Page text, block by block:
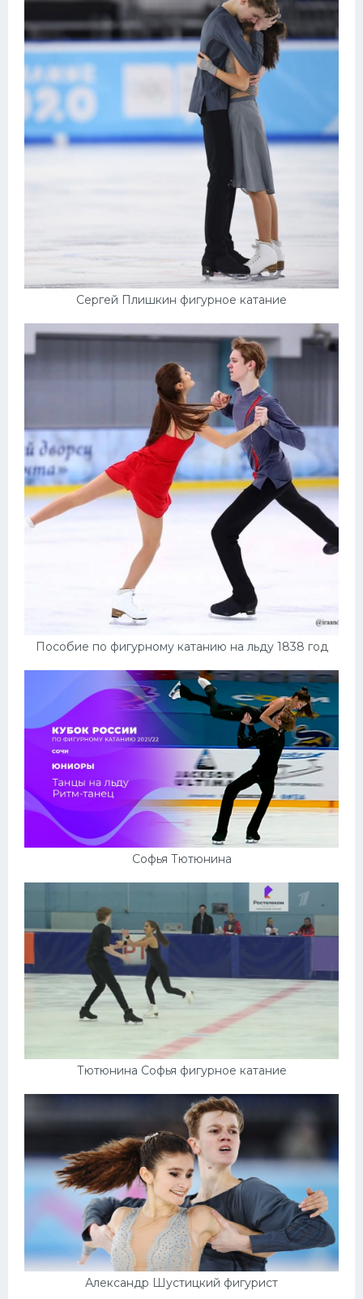
Сергей Плишкин фигурное катание
Пособие по фигурному катанию на льду 1838 год
Софья Тютюнина
Тютюнина Софья фигурное катание
Александр Шустицкий фигурист